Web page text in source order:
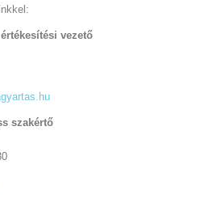
vezető
szakértő